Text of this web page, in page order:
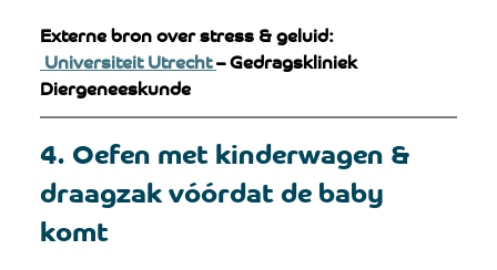
Externe bron over stress & geluid:
Universiteit Utrecht – Gedragskliniek
Diergeneeskunde
4. Oefen met kinderwagen &
draagzak vóórdat de baby
komt